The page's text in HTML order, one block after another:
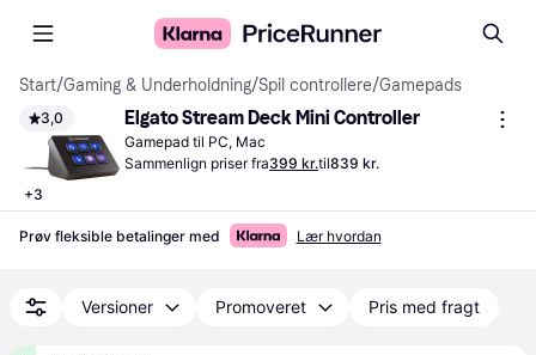
Start/Gaming & Underholdning/Spil controllere/Gamepads
3,0
+3
Elgato Stream Deck Mini Controller
Gamepad til PC, Mac
Sammenlign priser fra399 kr.til839 kr.
Prøv fleksible betalinger med Lær hvordan
Versioner Promoveret Pris med fragt